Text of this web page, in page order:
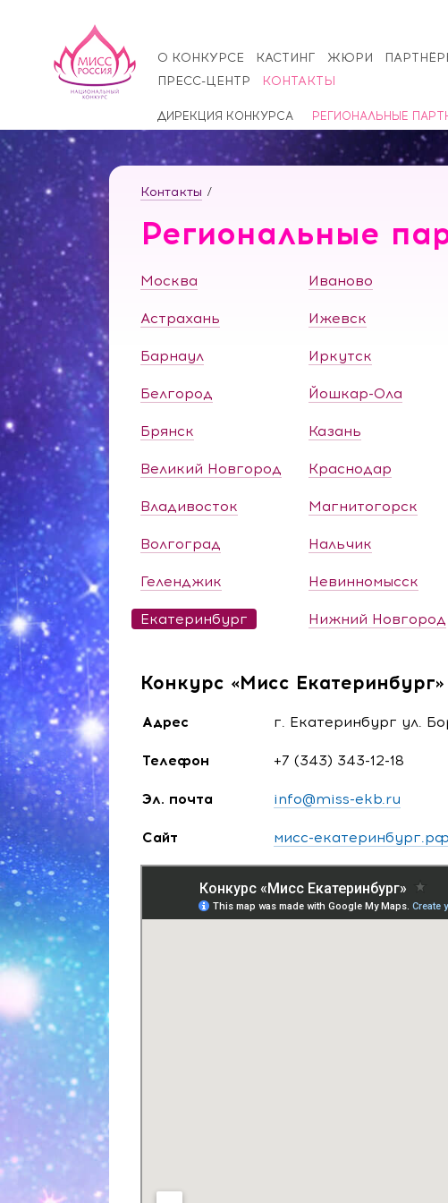
О КОНКУРСЕ КАСТИНГ ЖЮРИ
ПРЕСС-ЦЕНТР
КОНТАКТЫ
ДИРЕКЦИЯ КОНКУРСА РЕГИОНАЛЬНЫЕ
Контакты /
Региональные
Москва
Астрахань
Барнаул
Белгород
Брянск
Великий Новгород
Владивосток
Волгоград
Геленджик
Екатеринбург
Иваново
Ижевск
Иркутск
Йошкар-Ола
Казань
Краснодар
Магнитогорск
Нальчик
Невинномысск
Нижний Новгород
Конкурс «Мисс Екатеринбург»
Адрес г. Екатеринбург ул.
Телефон +7 (343) 343-12-18
Эл. почта info@miss-ekb.ru
Сайт мисс-екатеринбург.рф